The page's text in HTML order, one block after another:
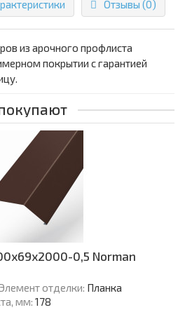
Отзывы (0)
из арочного профлиста
покрытии с гарантией
0,5 Norman
Элемент отделки: Планка
мм: 178